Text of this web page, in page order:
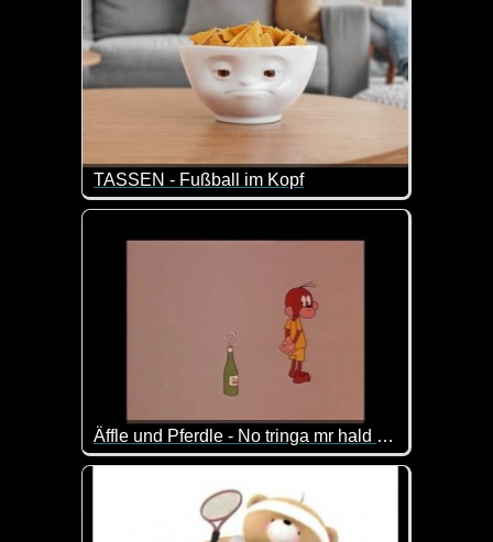
TASSEN - Fußball im Kopf
Fußball berührt uns alle. Ob wir nun
Äffle und Pferdle - No tringa mr hald heut nix
Für alle Nicht-Schwaben: "Dann trinken wir heute